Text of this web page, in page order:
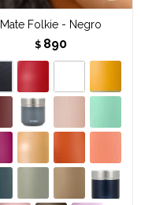
Mate Folkie - Negro
$ 890